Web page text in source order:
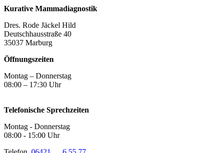
Kurative Mammadiagnostik
Dres. Rode Jäckel Hild
Deutschhausstraße 40
35037 Marburg
Öffnungszeiten
Montag – Donnerstag
08:00 – 17:30 Uhr
Telefonische Sprechzeiten
Montag - Donnerstag
08:00 - 15:00 Uhr